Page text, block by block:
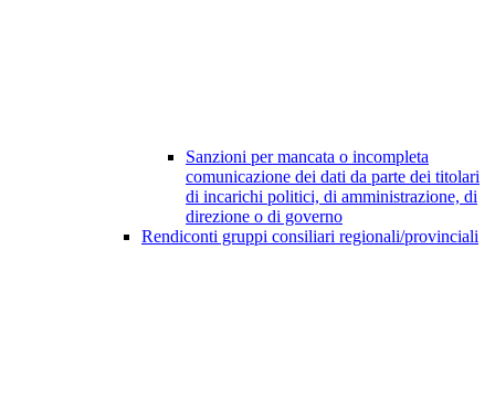
Sanzioni per mancata o incompleta
comunicazione dei dati da parte dei titolari
di incarichi politici, di amministrazione, di
direzione o di governo
Rendiconti gruppi consiliari regionali/provinciali